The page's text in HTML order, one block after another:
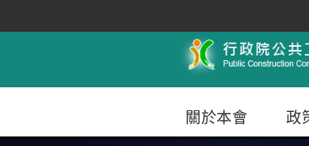
行政院公共工程委員會
關於本會 政